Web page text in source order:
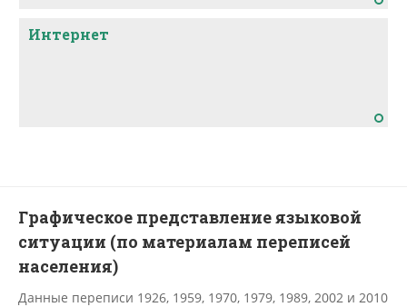
Интернет
Графическое представление языковой
ситуации (по материалам переписей
населения)
Данные переписи 1926, 1959, 1970, 1979, 1989, 2002 и 2010